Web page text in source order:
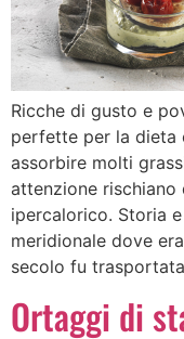
Ricche di gusto e
perfette per la dieta
assorbire molti
attenzione
ipercalorico. Storia
meridionale dove
secolo fu
Ortaggi di